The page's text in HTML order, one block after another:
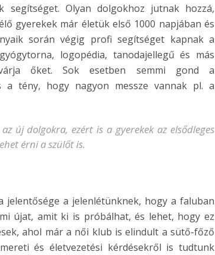
segítséget. Olyan dolgokhoz jutnak hozzá,
gyerekek már életük első 1000 napjában és
során végig profi segítséget kapnak a
logopédia, tanodajellegű és más
őket. Sok esetben semmi gond a
a tény, hogy nagyon messze vannak pl. a
új dolgokra, ezért is a gyerekek az elsődleges
érni a szülőt is.
jelentősége a jelenlétünknek, hogy a faluban
újat, amit ki is próbálhat, és lehet, hogy ez
ahol már a női klub is elindult a sütő-főző
és életvezetési kérdésekről is tudtunk